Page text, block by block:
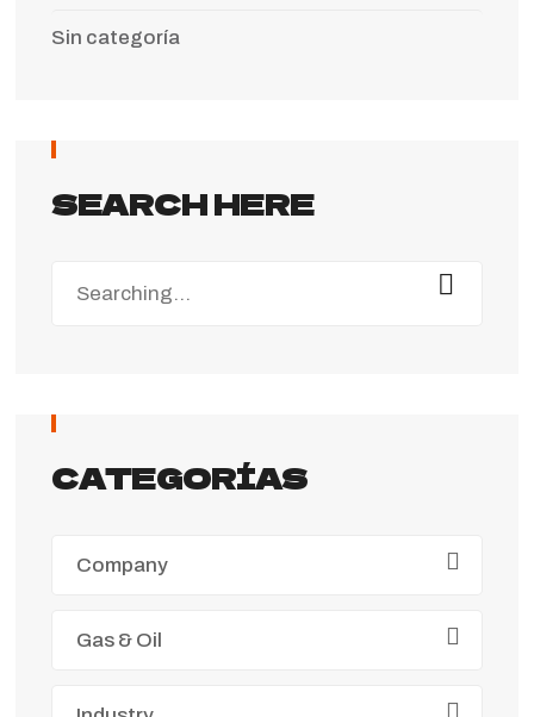
Sin categoría
SEARCH HERE
CATEGORÍAS
Company
Gas & Oil